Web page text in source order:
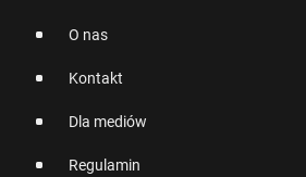
O nas
Kontakt
Dla mediów
Regulamin